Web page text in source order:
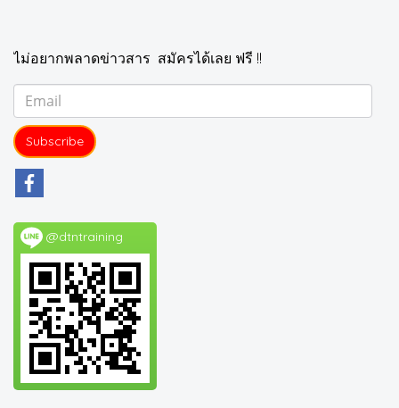
ไม่อยากพลาดข่าวสาร สมัครได้เลย ฟรี !!
Subscribe
@dtntraining